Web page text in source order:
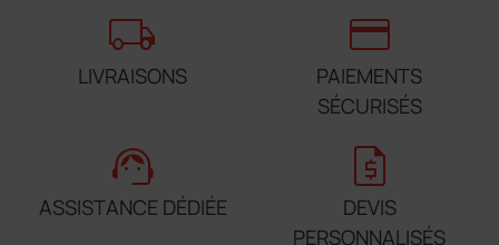
local_shipping
LIVRAISONS
credit_card
PAIEMENTS
SÉCURISÉS
support_agent
ASSISTANCE DÉDIÉE
request_quote
DEVIS
PERSONNALISÉS